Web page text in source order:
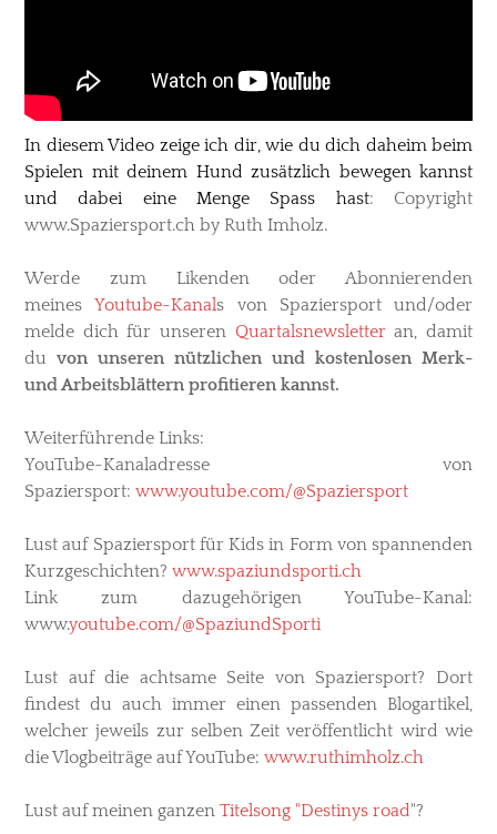
In diesem Video zeige ich dir, wie du dich daheim beim
Spielen mit deinem Hund zusätzlich bewegen kannst
und dabei eine Menge Spass hast: ​Copyright
www.Spaziersport.ch by Ruth Imholz.
Werde zum Likenden oder Abonnierenden
meinesYoutube-Kanals von Spaziersport und/oder
melde dich für unseren Quartalsnewsletteran, damit
du von unseren nützlichen und kostenlosen Merk-
und Arbeitsblättern profitieren kannst.
Weiterführende Links:
YouTube-Kanaladresse von
Spaziersport: www.youtube.com/@Spaziersport
Lust auf Spaziersport für Kids in Form von spannenden
Kurzgeschichten? www.spaziundsporti.ch
Link zum dazugehörigen YouTube-Kanal:
www.youtube.com/@SpaziundSporti
Lust auf die achtsame Seite von Spaziersport? Dort
findest du auch immer einen passenden Blogartikel,
welcher jeweils zur selben Zeit veröffentlicht wird wie
die Vlogbeiträge auf YouTube: www.ruthimholz.ch
Lust auf meinen ganzen Titelsong "Destinys road"?